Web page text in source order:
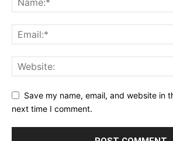
Save my name, email, and website in
next time I comment.